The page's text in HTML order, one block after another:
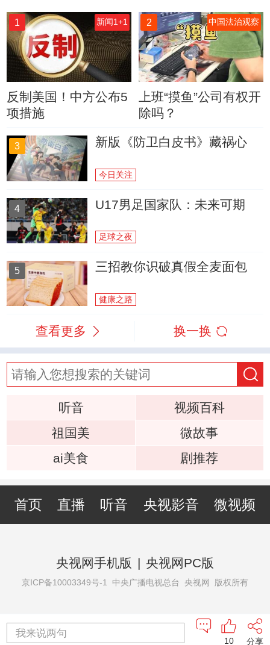
1 新闻1+1
反制美国！中方公布5
项措施
2 中国法治观察
上班“摸鱼”公司有权开
除吗？
3 新版《防卫白皮书》藏祸心
今日关注
4 U17男足国家队：未来可期
足球之夜
5 三招教你识破真假全麦面包
健康之路
查看更多 换一换
听音
视频百科
祖国美
微故事
ai美食
剧推荐
首页 直播 听音 央视影音 微视频
央视网手机版 | 央视网PC版
京ICP备10003349号-1 中央广播电视总台 央视网 版权所有
我来说两句
分享
10